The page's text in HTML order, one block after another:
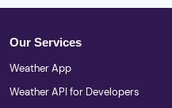
Our Services
Weather App
Weather API for Developers